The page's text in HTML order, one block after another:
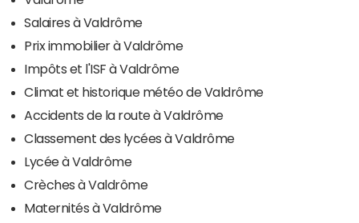
Salaires à Valdrôme
Prix immobilier à Valdrôme
Impôts et l'ISF à Valdrôme
Climat et historique météo de Valdrôme
Accidents de la route à Valdrôme
Classement des lycées à Valdrôme
Lycée à Valdrôme
Crèches à Valdrôme
Maternités à Valdrôme